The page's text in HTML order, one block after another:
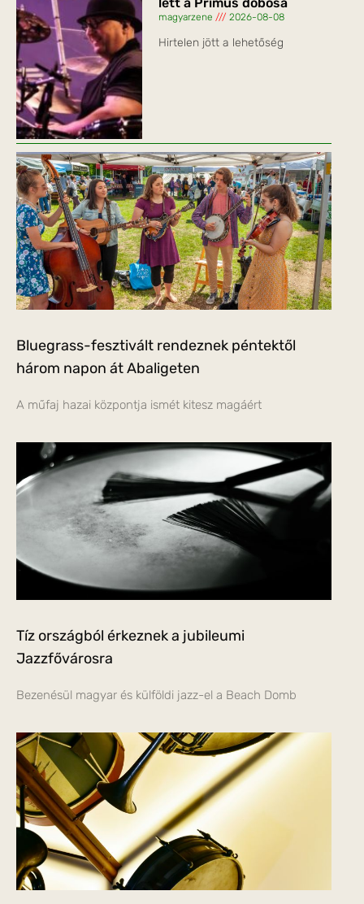
lett a Primus dobosa
magyarzene 2026-08-08
Hirtelen jött a lehetőség
Bluegrass-fesztivált rendeznek péntektől
három napon át Abaligeten
A műfaj hazai központja ismét kitesz magáért
Tíz országból érkeznek a jubileumi
Jazzfővárosra
Bezenésül magyar és külföldi jazz-el a Beach Domb